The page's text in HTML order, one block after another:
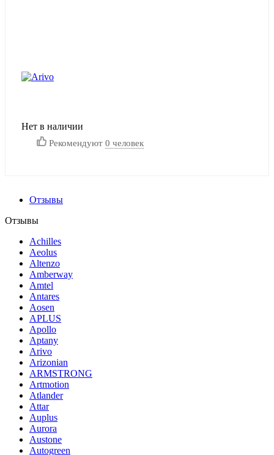
Нет в наличии
Рекомендуют 0 человек
Отзывы
Отзывы
Achilles
Aeolus
Altenzo
Amberway
Amtel
Antares
Aosen
APLUS
Apollo
Aptany
Arivo
Arizonian
ARMSTRONG
Artmotion
Atlander
Attar
Auplus
Aurora
Austone
Autogreen